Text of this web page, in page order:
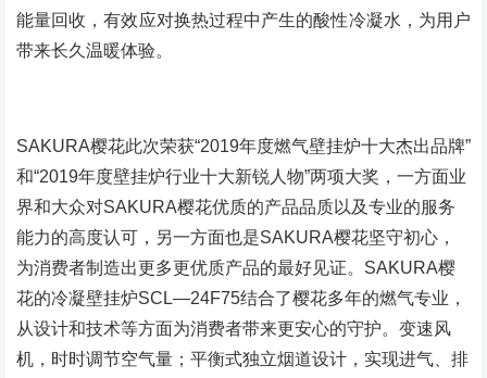
能量回收，有效应对换热过程中产生的酸性冷凝水，为用户
带来长久温暖体验。
SAKURA樱花此次荣获“2019年度燃气壁挂炉十大杰出品牌”
和“2019年度壁挂炉行业十大新锐人物”两项大奖，一方面业
界和大众对SAKURA樱花优质的产品品质以及专业的服务
能力的高度认可，另一方面也是SAKURA樱花坚守初心，
为消费者制造出更多更优质产品的最好见证。SAKURA樱
花的冷凝壁挂炉SCL—24F75结合了樱花多年的燃气专业，
从设计和技术等方面为消费者带来更安心的守护。变速风
机，时时调节空气量；平衡式独立烟道设计，实现进气、排